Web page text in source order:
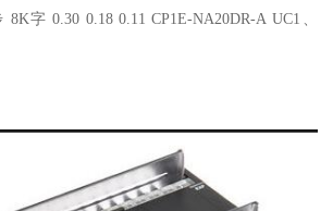
字 0.30 0.18 0.11 CP1E-NA20DR-A UC1、